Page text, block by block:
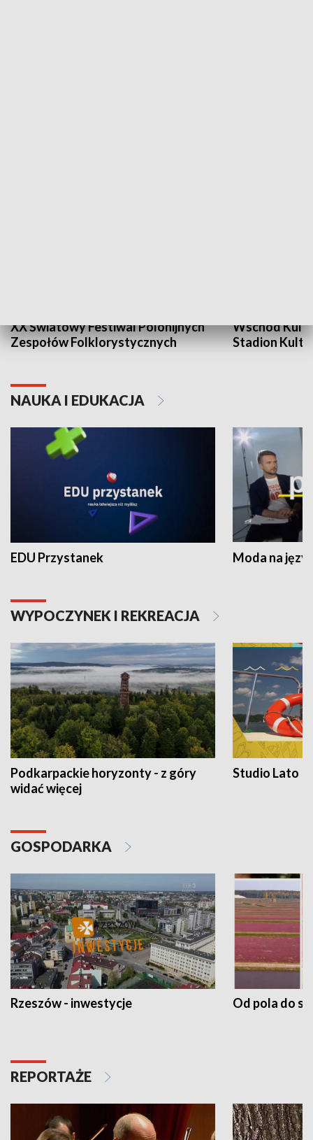
XX Światowy Festiwal Polonijnych
Zespołów Folklorystycznych
Wschód
Stadion
NAUKA I EDUKACJA
EDU Przystanek Moda na
WYPOCZYNEK I REKREACJA
Podkarpackie horyzonty - z góry
widać więcej
Studio Lato
GOSPODARKA
Rzeszów - inwestycje Od pola do
REPORTAŻE